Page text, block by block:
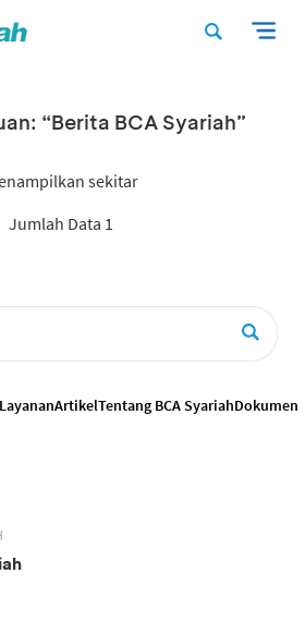
“Berita BCA Syariah”
sekitar
Jumlah Data 1
ArtikelTentang BCA SyariahDokumen